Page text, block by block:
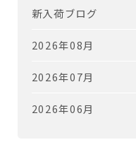
新入荷ブログ
2026年08月
2026年07月
2026年06月